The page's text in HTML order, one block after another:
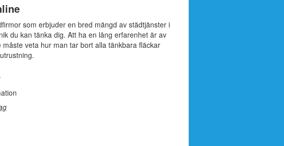
som erbjuder en bred mängd av städtjänster i
du kan tänka dig. Att ha en lång erfarenhet är av
veta hur man tar bort alla tänkbara fläckar